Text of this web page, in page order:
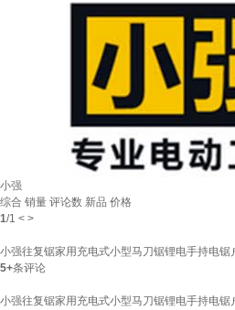
小强
综合 销量 评论数 新品 价格
1/1 < >
小强往复锯家用充电式小型马刀锯锂电手持电
5+条评论
小强往复锯家用充电式小型马刀锯锂电手持电